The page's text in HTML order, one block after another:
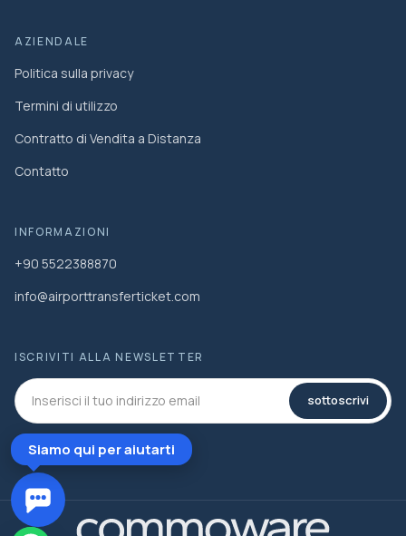
AZIENDALE
Politica sulla privacy
Termini di utilizzo
Contratto di Vendita a Distanza
Contatto
INFORMAZIONI
+90 5522388870
info@airporttransferticket.com
ISCRIVITI ALLA NEWSLETTER
sottoscrivi
Siamo qui per aiutarti